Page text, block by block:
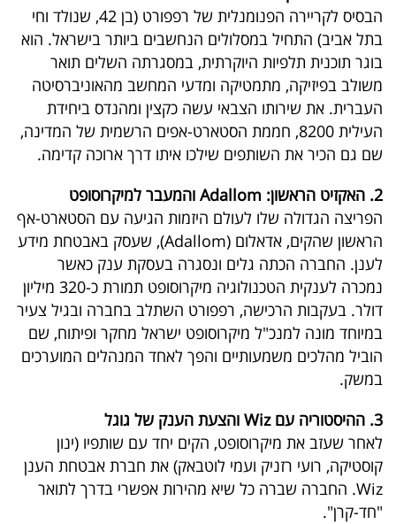
פודקאסט
40
UNDER
40
שיתופי
פעולה
דרושים
ניוזלטרים
מייל
אדום
פרסמו
הבסיס לקריירה הפנומנלית של רפפורט (בן 42, שנולד וחי
בתל אביב) התחיל במסלולים הנחשבים ביותר בישראל. הוא
בוגר תוכנית תלפיות היוקרתית, במסגרתה השלים תואר
משולב בפיזיקה, מתמטיקה ומדעי המחשב מהאוניברסיטה
העברית. את שירותו הצבאי עשה כקצין ומהנדס ביחידת
העילית 8200, חממת הסטארט-אפים הרשמית של המדינה,
שם גם הכיר את השותפים שילכו איתו דרך ארוכה קדימה.
2. האקזיט הראשון: Adallom והמעבר למיקרוסופט
הפריצה הגדולה שלו לעולם היזמות הגיעה עם הסטארט-אף
הראשון שהקים, אדאלום (Adallom), שעסק באבטחת מידע
לענן. החברה הכתה גלים ונסגרה בעסקת ענק כאשר
נמכרה לענקית הטכנולוגיה מיקרוסופט תמורת כ-320 מיליון
דולר. בעקבות הרכישה, רפפורט השתלב בחברה ובגיל צעיר
במיוחד מונה למנכ"ל מיקרוסופט ישראל מחקר ופיתוח, שם
הוביל מהלכים משמעותיים והפך לאחד המנהלים המוערכים
במשק.
3. ההיסטוריה עם Wiz והצעת הענק של גוגל
לאחר שעזב את מיקרוסופט, הקים יחד עם שותפיו (ינון
קוסטיקה, רועי רזניק ועמי לוטבאק) את חברת אבטחת הענן
Wiz. החברה שברה כל שיא מהירות אפשרי בדרך לתואר
"חד-קרן".